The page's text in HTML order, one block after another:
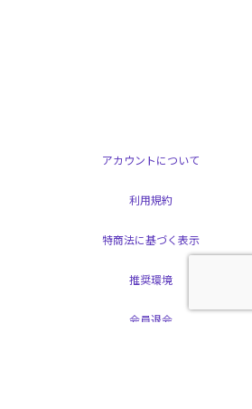
アカウントについて
利用規約
特商法に基づく表示
推奨環境
会員退会